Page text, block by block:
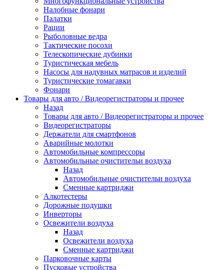
Налобные фонари
Палатки
Рации
Рыболовные ведра
Тактические посохи
Телескопические дубинки
Туристическая мебель
Насосы для надувных матрасов и изделий
Туристические томагавки
Фонари
Товары для авто / Видеорегистраторы и прочее
Назад
Товары для авто / Видеорегистраторы и прочее
Видеорегистраторы
Держатели для смартфонов
Аварийные молотки
Автомобильные компрессоры
Автомобильные очистительи воздуха
Назад
Автомобильные очистительи воздуха
Сменные картриджи
Алкотестеры
Дорожные подушки
Инверторы
Освежители воздуха
Назад
Освежители воздуха
Сменные картриджи
Парковочные карты
Пусковые устройства